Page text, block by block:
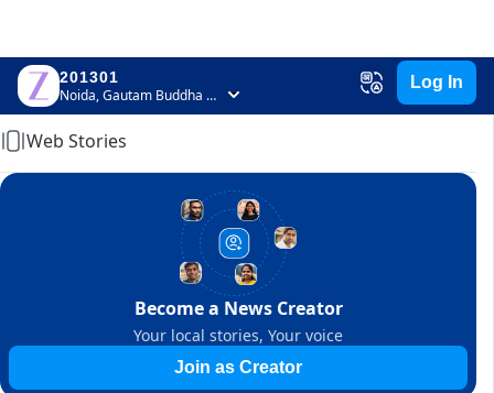
201301
Noida, Gautam Buddha Nagar, Uttar Pradesh
Log In
Home
Web Stories
Become a News Creator
Your local stories, Your voice
Join as Creator